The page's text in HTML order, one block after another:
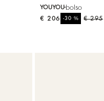
YOUYOU bolso
€ 295
-30 %
€ 206